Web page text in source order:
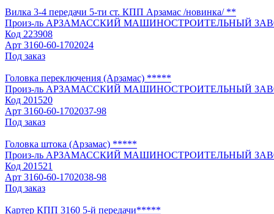
Вилка 3-4 передачи 5-ти ст. КПП Арзамас /новинка/ **
Произ-ль АРЗАМАССКИЙ МАШИНОСТРОИТЕЛЬНЫЙ
Код 223908
Арт 3160-60-1702024
Под заказ
Головка переключения (Арзамас) *****
Произ-ль АРЗАМАССКИЙ МАШИНОСТРОИТЕЛЬНЫЙ
Код 201520
Арт 3160-60-1702037-98
Под заказ
Головка штока (Арзамас) *****
Произ-ль АРЗАМАССКИЙ МАШИНОСТРОИТЕЛЬНЫЙ
Код 201521
Арт 3160-60-1702038-98
Под заказ
Картер КПП 3160 5-й передачи*****